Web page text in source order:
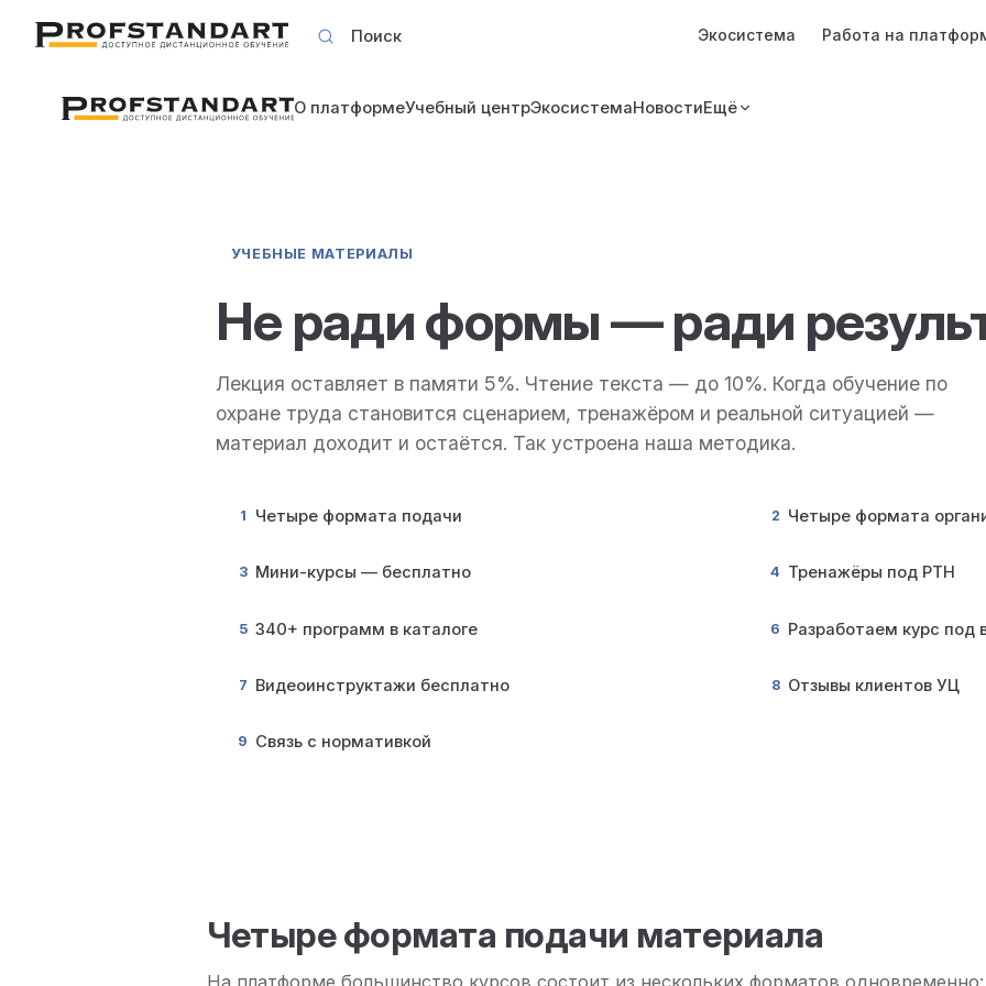
Skip to content Поиск Экосистема Работа на
О платформеУчебный центрЭкосистемаНовостиЕщё
УЧЕБНЫЕ МАТЕРИАЛЫ
Не ради формы — ради
Лекция оставляет в памяти 5%. Чтение текста — до 10%. Когда обучение по
охране труда становится сценарием, тренажёром и реальной ситуацией —
материал доходит и остаётся. Так устроена наша методика.
1 Четыре формата подачи 2 Четыре формата
3 Мини-курсы — бесплатно 4 Тренажёры под РТН
5 340+ программ в каталоге 6 Разработаем курс под
7 Видеоинструктажи бесплатно 8 Отзывы клиентов УЦ
9 Связь с нормативкой
Четыре формата подачи материала
На платформе большинство курсов состоит из нескольких форматов одновременно: